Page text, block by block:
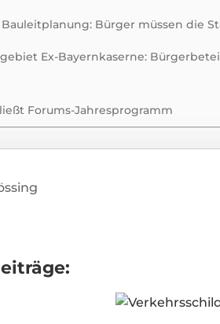
Bürger müssen die
Ex-Bayernkaserne:
Forums-Jahresprogramm